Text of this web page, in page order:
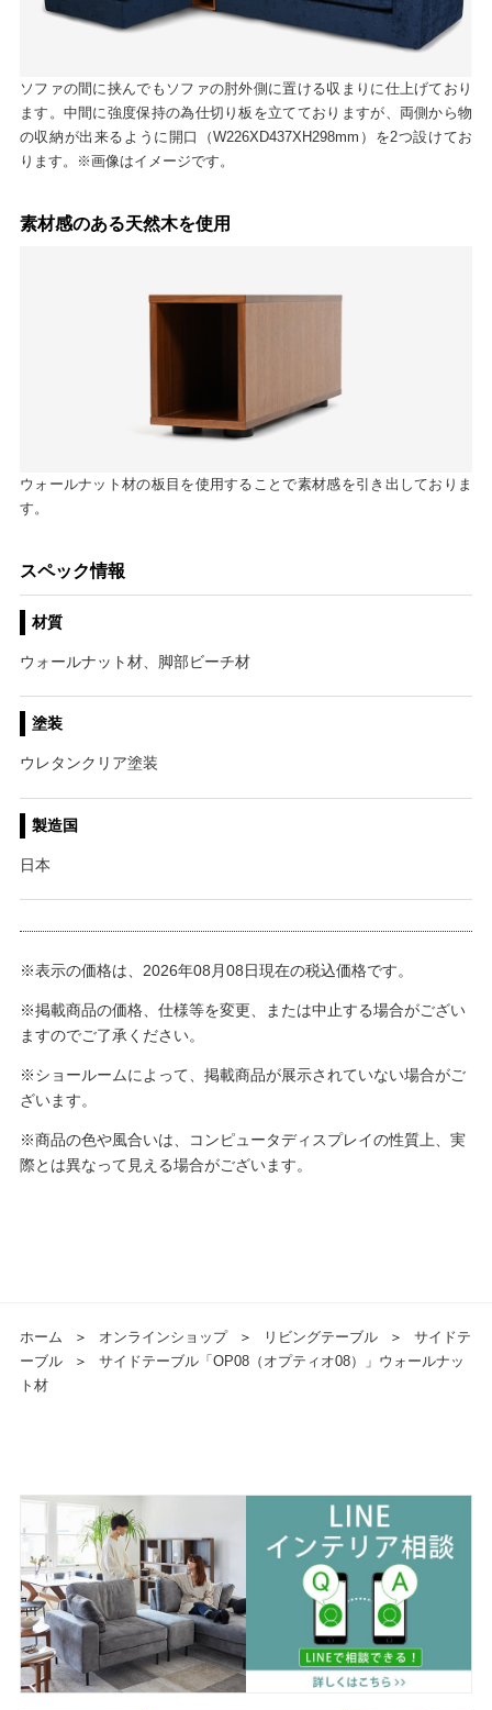
ソファの間に挟んでもソファの肘外側に置ける収まりに仕上げており
ます。中間に強度保持の為仕切り板を立てておりますが、両側から物
の収納が出来るように開口（W226XD437XH298mm）を2つ設けてお
ります。※画像はイメージです。
素材感のある天然木を使用
ウォールナット材の板目を使用することで素材感を引き出しておりま
す。
スペック情報
材質
ウォールナット材、脚部ビーチ材
塗装
ウレタンクリア塗装
製造国
日本
※表示の価格は、2026年08月08日現在の税込価格です。
※掲載商品の価格、仕様等を変更、または中止する場合がござい
ますのでご了承ください。
※ショールームによって、掲載商品が展示されていない場合がご
ざいます。
※商品の色や風合いは、コンピュータディスプレイの性質上、実
際とは異なって見える場合がございます。
ホーム ＞ オンラインショップ ＞ リビングテーブル ＞
サイドテ
ーブル
＞
サイドテーブル「OP08（オプティオ08）」ウォールナッ
ト材